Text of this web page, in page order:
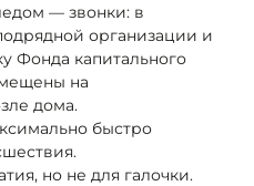
— звонки: в
организации и
Фонда капитального
на
дома.
быстро
но не для галочки.